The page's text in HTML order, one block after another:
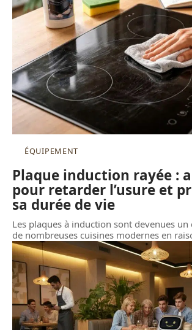
ÉQUIPEMENT
Plaque induction rayée :
pour retarder l’usure et
sa durée de vie
Les plaques à induction sont devenues
de nombreuses cuisines modernes en